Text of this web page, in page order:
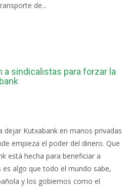
de...
a sindicalistas para forzar la
dejar Kutxabank en manos privadas
empieza el poder del dinero. Que
está hecha para beneficiar a
algo que todo el mundo sabe,
y los gobiernos como el